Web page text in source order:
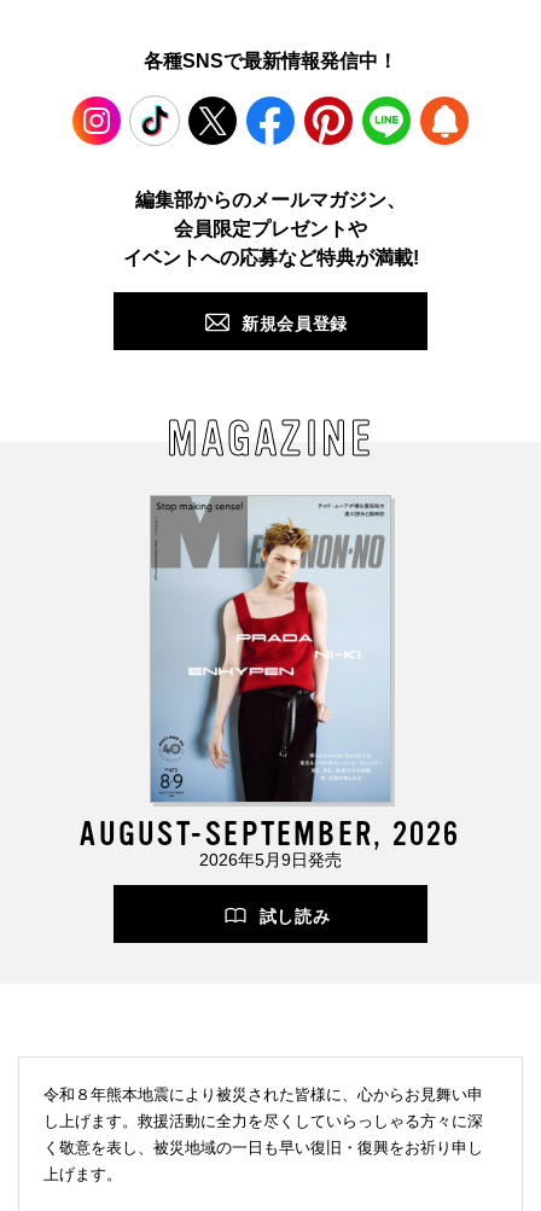
各種SNSで最新情報発信中！
TikTok Facebook Pinterest LINE
編集部からのメールマガジン、
会員限定プレゼントや
イベントへの応募など特典が満載!
新規会員登録
MAGAZINE
AUGUST-SEPTEMBER, 2026
2026年5月9日発売
試し読み
令和８年熊本地震により被災された皆様に、心からお見舞い申
し上げます。救援活動に全力を尽くしていらっしゃる方々に深
く敬意を表し、被災地域の一日も早い復旧・復興をお祈り申し
上げます。